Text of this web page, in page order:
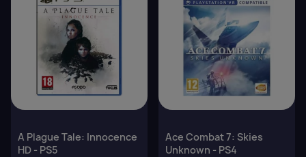
A Plague Tale: Innocence
HD - PS5
Ace Combat 7: Skies
Unknown - PS4